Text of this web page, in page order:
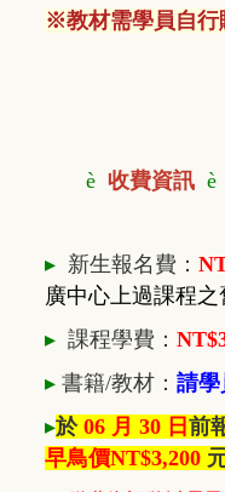
※教材需學員自
è 收費資訊 è
▸ 新生報名費：
廣中心上過課程
▸ 課程學費：
▸ 書籍/教材 ： 請學
▸於 06 月 30 日 前
早鳥價NT$3,200